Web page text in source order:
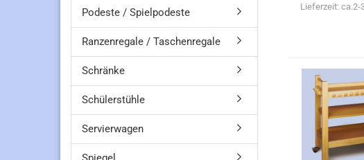
Lieferzeit: ca.2-
Podeste / Spielpodeste
Ranzenregale / Taschenregale
Schränke
Schülerstühle
Servierwagen